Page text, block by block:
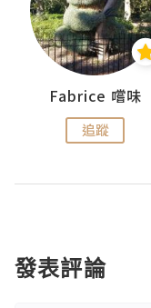
Fabrice 嚐味
追蹤
發表評論